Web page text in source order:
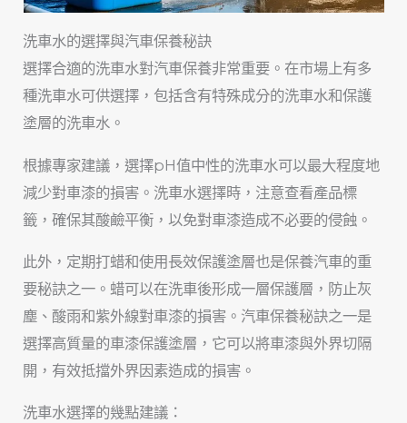
洗車水的選擇與汽車保養秘訣
選擇合適的洗車水對汽車保養非常重要。在市場上有多
種洗車水可供選擇，包括含有特殊成分的洗車水和保護
塗層的洗車水。
根據專家建議，選擇pH值中性的洗車水可以最大程度地
減少對車漆的損害。洗車水選擇時，注意查看產品標
籤，確保其酸鹼平衡，以免對車漆造成不必要的侵蝕。
此外，定期打蜡和使用長效保護塗層也是保養汽車的重
要秘訣之一。蜡可以在洗車後形成一層保護層，防止灰
塵、酸雨和紫外線對車漆的損害。汽車保養秘訣之一是
選擇高質量的車漆保護塗層，它可以將車漆與外界切隔
開，有效抵擋外界因素造成的損害。
洗車水選擇的幾點建議：